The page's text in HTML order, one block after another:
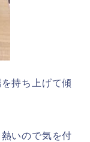
持ち上げて傾
いので気を付